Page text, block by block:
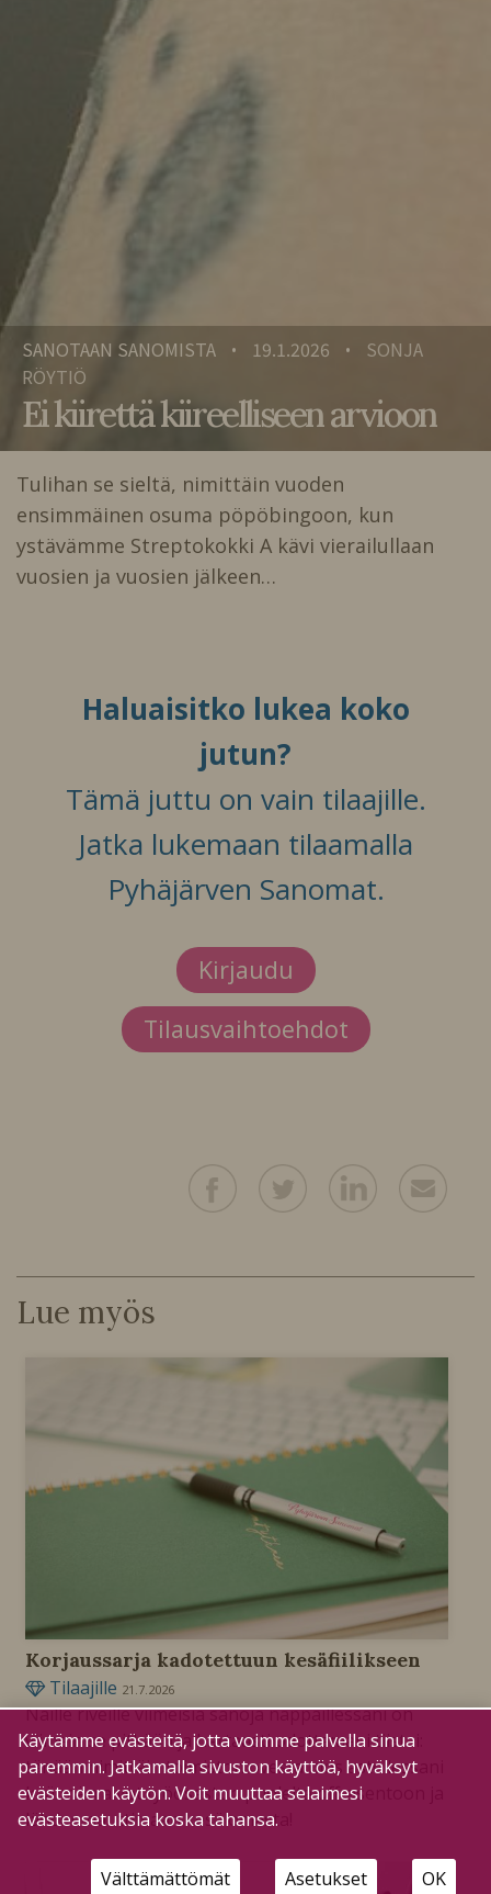
SANOTAAN SANOMISTA • 19.1.2026 •
SONJA
RÖYTIÖ
Ei kiirettä kiireelliseen arvioon
Tulihan se sieltä, nimittäin vuoden
ensimmäinen osuma pöpöbingoon, kun
ystävämme Streptokokki A kävi vierailullaan
vuosien ja vuosien jälkeen…
Haluaisitko lukea koko
jutun?
Tämä juttu on vain tilaajille.
Jatka lukemaan tilaamalla
Pyhäjärven Sanomat.
Kirjaudu
Tilausvaihtoehdot
Lue myös
Korjaussarja kadotettuun kesäfiilikseen
Tilaajille 21.7.2026
Näille riveille viimeisiä sanoja näppäillessäni on
viimein se pitkään ja hartaasti odottamani tiistai:
tänään nimittäin toimiston ovesta ulos astellessani
käännän aivot työosaston puolelta off-asentoon ja
lähden nauttimaan kesälomasta!
Käytämme evästeitä, jotta voimme palvella sinua
paremmin. Jatkamalla sivuston käyttöä, hyväksyt
evästeiden käytön. Voit muuttaa selaimesi
evästeasetuksia koska tahansa.
Välttämättömät Asetukset OK